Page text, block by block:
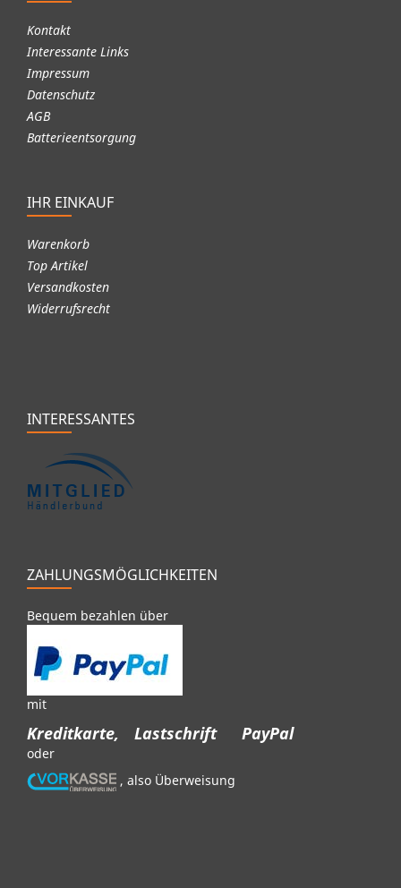
Kontakt
Interessante Links
Impressum
Datenschutz
AGB
Batterieentsorgung
IHR EINKAUF
Warenkorb
Top Artikel
Versandkosten
Widerrufsrecht
INTERESSANTES
ZAHLUNGSMÖGLICHKEITEN
Bequem bezahlen über
mit
Kreditkarte, Lastschrift PayPal
oder
, also Überweisung